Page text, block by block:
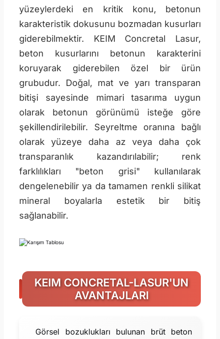
yüzeylerdeki en kritik konu, betonun
karakteristik dokusunu bozmadan kusurları
giderebilmektir. KEIM Concretal Lasur,
beton kusurlarını betonun karakterini
koruyarak giderebilen özel bir ürün
grubudur. Doğal, mat ve yarı transparan
bitişi sayesinde mimari tasarıma uygun
olarak betonun görünümü isteğe göre
şekillendirilebilir. Seyreltme oranına bağlı
olarak yüzeye daha az veya daha çok
transparanlık kazandırılabilir; renk
farklılıkları "beton grisi" kullanılarak
dengelenebilir ya da tamamen renkli silikat
mineral boyalarla estetik bir bitiş
sağlanabilir.
KEIM CONCRETAL-LASUR'UN
AVANTAJLARI
Görsel bozuklukları bulunan brüt beton